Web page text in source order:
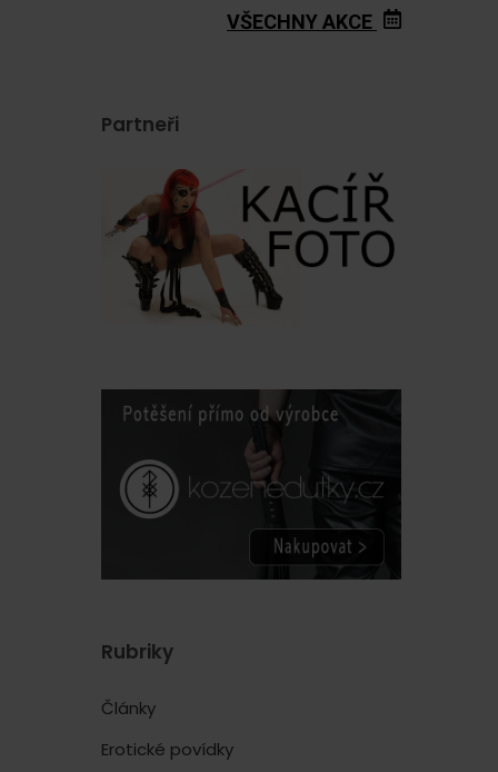
VŠECHNY AKCE
Partneři
Rubriky
Články
Erotické povídky